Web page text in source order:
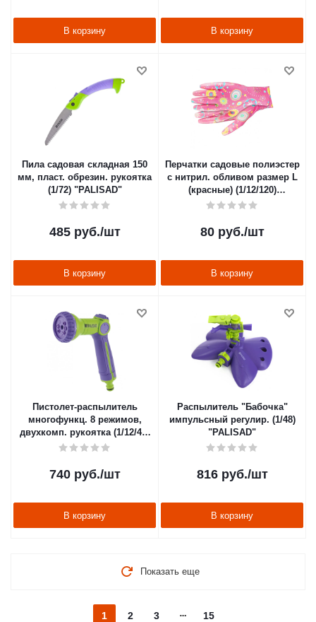
В корзину В корзину
Пила садовая складная 150
мм, пласт. обрезин. рукоятка
(1/72) "PALISAD"
485руб./шт
В корзину
Перчатки садовые полиэстер
с нитрил. обливом размер L
(красные) (1/12/120)
"PALISAD"
80руб./шт
В корзину
Пистолет-распылитель
многофункц. 8 режимов,
двухкомп. рукоятка (1/12/48)
"PALISAD"
740руб./шт
В корзину
Распылитель "Бабочка"
импульсный регулир. (1/48)
"PALISAD"
816руб./шт
В корзину
Показать еще
1 2 3 15